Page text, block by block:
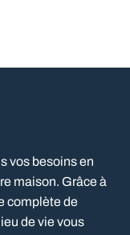
vos besoins en
maison. Grâce à
complète de
de vie vous